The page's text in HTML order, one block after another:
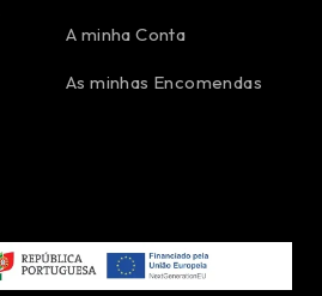
A minha Conta
As minhas Encomendas